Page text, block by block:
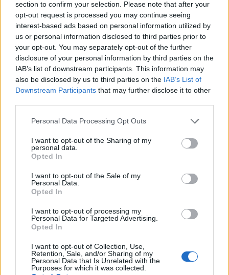
section to confirm your selection. Please note that after your
opt-out request is processed you may continue seeing
interest-based ads based on personal information utilized by
us or personal information disclosed to third parties prior to
your opt-out. You may separately opt-out of the further
disclosure of your personal information by third parties on the
IAB’s list of downstream participants. This information may
also be disclosed by us to third parties on the IAB’s List of
Downstream Participants that may further disclose it to other
Personal Data Processing Opt Outs
I want to opt-out of the Sharing of my
personal data.
Opted In
I want to opt-out of the Sale of my
Personal Data.
Opted In
I want to opt-out of processing my
Personal Data for Targeted Advertising.
Opted In
I want to opt-out of Collection, Use,
Retention, Sale, and/or Sharing of my
Personal Data that Is Unrelated with the
Purposes for which it was collected.
Ricardo Carvalho
Related Posts
Novo Bugatti Destrier mostra que o W16
VIRGILIO MACHADO 06/08/2026